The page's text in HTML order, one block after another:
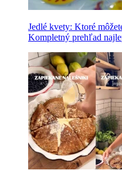
Jedlé kvety: Ktoré
Kompletný prehľad